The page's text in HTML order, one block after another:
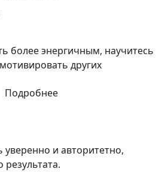
более энергичным, научитесь
других
Подробнее
уверенно и авторитетно,
результата.